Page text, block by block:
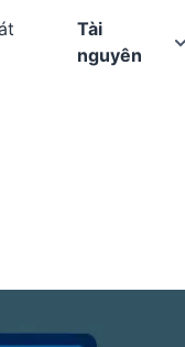
Tài
nguyên